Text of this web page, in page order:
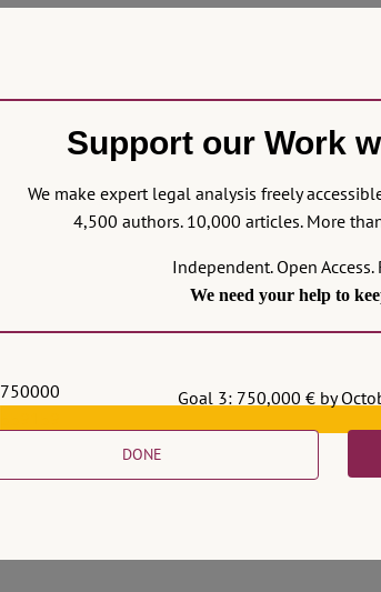
Support our Work
We make expert legal analysis freely
4,500 authors. 10,000 articles. More
Independent. Open
We need your help to
750000
Goal 3: 750,000 € by
DONE